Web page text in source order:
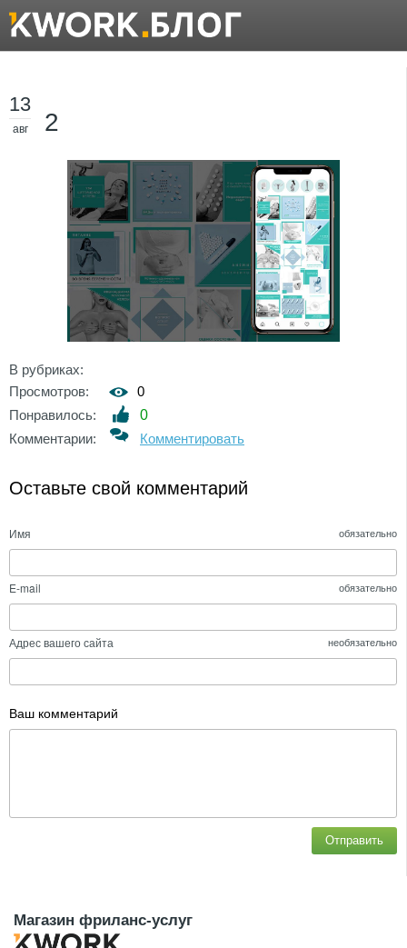
13
авг 2
В рубриках:
Просмотров:
0
Понравилось:
0
Комментарии:
Комментировать
Оставьте свой комментарий
Имя обязательно
E-mail обязательно
Адрес вашего сайта необязательно
Ваш комментарий
Отправить
Магазин фриланс-услуг